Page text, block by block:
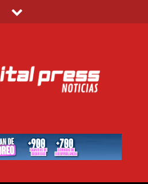
PRESS